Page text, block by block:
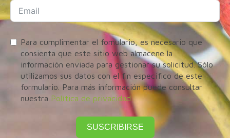
Para cumplimentar el fomulario, es necesario que
consienta que este sitio web almacene la
información enviada para gestionar su solicitud. Sólo
utilizamos sus datos con el fin específico de este
formulario. Para más información puede consultar
nuestra Política de privacidad
SUSCRIBIRSE